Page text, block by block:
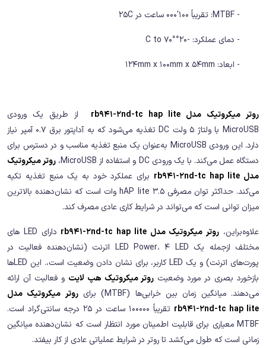
- MTBF: تقریباً 100'000 ساعت در 25C
- دمای عملکرد: -20°C to 70°
- ابعاد: 124mm x 100mm x 54mm
روتر میکروتیک مدل rb941-2nd-tc hap lite
از طریق یک ورودی
MicroUSB با ولتاژ 5 ولت DC تغذیه می‌شود که به آداپتور برق 0.7 آمپر نیاز
دارد. این ورودی MicroUSB به‌عنوان یک منبع تغذیه مناسب و در دسترس برای
دستگاه عمل می‌کند. با یک ورودی DC و استفاده از MicroUSB،
روتر میکروتیک
مدل rb941-2nd-tc hap lite
برای عملکرد خود به یک منبع تغذیه تکیه
می‌کند. حداکثر توان مصرفی hAP lite 3.5 وات است که نشان‌دهنده بالاترین
میزان توانی است که می‌تواند در شرایط کاری عادی مصرف کند.
علاوه‌براین، روتر میکروتیک مدل rb941-2nd-tc hap lite
دارای LED های
مختلف ازجمله یک LED Power، 4 LED اترنت (نشان‌دهنده فعالیت در
پورت‌های اترنت) و یک LED کاربر، برای نشان دادن وضعیت است،. این LEDها
بازخورد بصری در مورد وضعیت روتر میکروتیک هپ لایت و فعالیت آن ارائه
می‌دهند. میانگین زمان بین خرابی‌ها (MTBF) برای
روتر میکروتیک مدل
rb941-2nd-tc hap lite
تقریباً 100000 ساعت در 25 درجه سانتی‌گراد است.
MTBF معیاری برای قابلیت اطمینان مورد انتظار است که نشان‌دهنده میانگین
زمانی است که طول می‌کشد تا روتر در شرایط عملیاتی عادی از کار بیفتد.